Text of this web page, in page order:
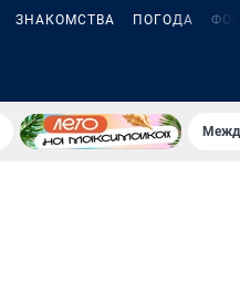
ЗНАКОМСТВА ПОГОДА